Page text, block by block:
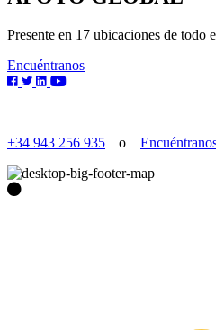
Presente en 17 ubicaciones de todo
Encuéntranos
+34 943 256 935
o